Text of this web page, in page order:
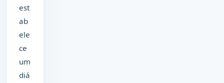
est
ab
ele
ce
um
diá